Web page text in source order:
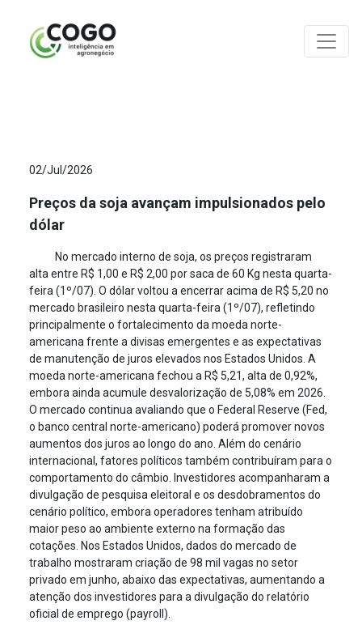
02/Jul/2026
Preços da soja avançam impulsionados pelo
dólar
No mercado interno de soja, os preços registraram
alta entre R$ 1,00 e R$ 2,00 por saca de 60 Kg nesta quarta-
feira (1º/07). O dólar voltou a encerrar acima de R$ 5,20 no
mercado brasileiro nesta quarta-feira (1º/07), refletindo
principalmente o fortalecimento da moeda norte-
americana frente a divisas emergentes e as expectativas
de manutenção de juros elevados nos Estados Unidos. A
moeda norte-americana fechou a R$ 5,21, alta de 0,92%,
embora ainda acumule desvalorização de 5,08% em 2026.
O mercado continua avaliando que o Federal Reserve (Fed,
o banco central norte-americano) poderá promover novos
aumentos dos juros ao longo do ano. Além do cenário
internacional, fatores políticos também contribuíram para o
comportamento do câmbio. Investidores acompanharam a
divulgação de pesquisa eleitoral e os desdobramentos do
cenário político, embora operadores tenham atribuído
maior peso ao ambiente externo na formação das
cotações. Nos Estados Unidos, dados do mercado de
trabalho mostraram criação de 98 mil vagas no setor
privado em junho, abaixo das expectativas, aumentando a
atenção dos investidores para a divulgação do relatório
oficial de emprego (payroll).